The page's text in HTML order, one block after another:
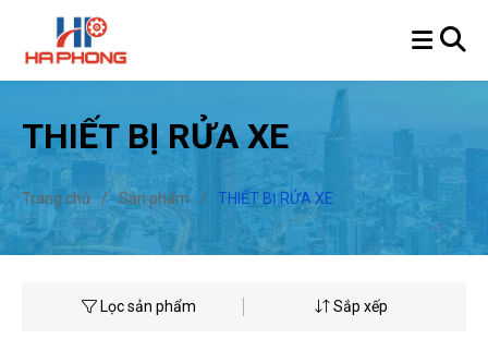
THIẾT BỊ RỬA XE
Trang chủ / Sản phẩm / THIẾT BỊ RỬA XE
Lọc sản phẩm Sắp xếp